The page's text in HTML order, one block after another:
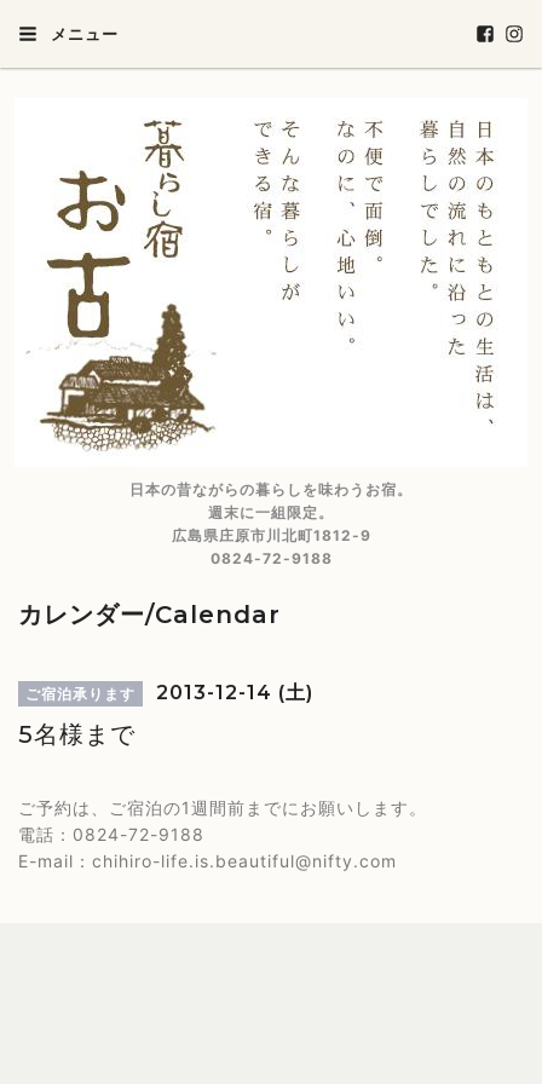
メニュー
日本の昔ながらの暮らしを味わうお宿。
週末に一組限定。
広島県庄原市川北町1812-9
0824-72-9188
カレンダー/Calendar
ご宿泊承ります 2013-12-14 (土)
5名様まで
ご予約は、ご宿泊の1週間前までにお願いします。
電話：0824-72-9188
E-mail：chihiro-life.is.beautiful@nifty.com